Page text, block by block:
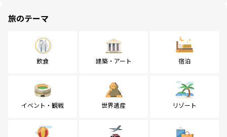
旅のテーマ
飲食 建築・アート 宿泊
イベント・観戦 世界遺産 リゾート